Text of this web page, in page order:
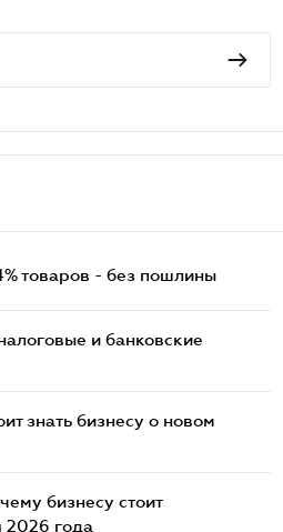
товаров - без пошлины
и банковские
знать бизнесу о новом
бизнесу стоит
2026 года